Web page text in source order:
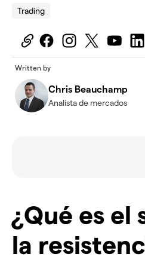
Trading
Written by
Chris Beauchamp
Analista de mercados
¿Qué es el
la